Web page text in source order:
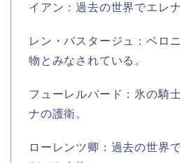
イアン：過去の世界でエレ
レン・バスタージュ：ベロ
物とみなされている。
フューレルバード：氷の騎
ナの護衛。
ローレンツ卿：過去の世界